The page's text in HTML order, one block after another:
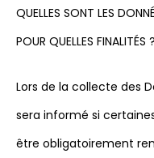
QUELLES SONT LES
POUR QUELLES FINALITÉS ?
Lors de la collecte des
sera informé si
être obligatoirement